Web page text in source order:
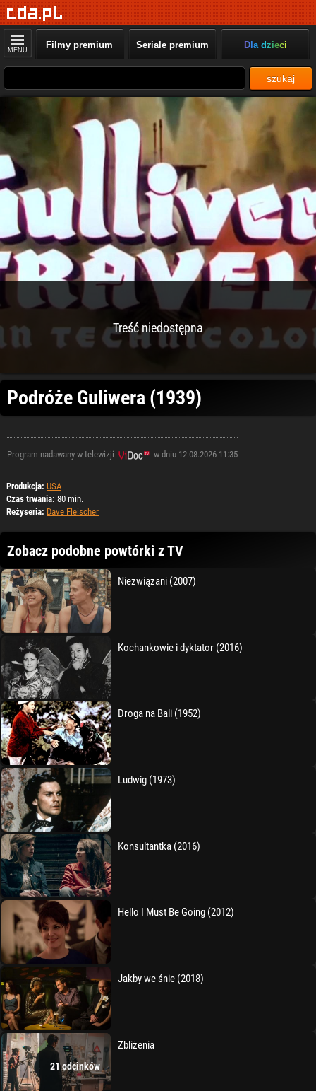
MENU Filmy premium Seriale premium Dla dzieci
szukaj
Treść niedostępna
Podróże Guliwera (1939)
Program nadawany w telewizji w dniu 12.08.2026 11:35
Produkcja: USA
Czas trwania: 80 min.
Reżyseria: Dave Fleischer
Zobacz podobne powtórki z TV
Niezwiązani (2007)
Kochankowie i dyktator (2016)
Droga na Bali (1952)
Ludwig (1973)
Konsultantka (2016)
Hello I Must Be Going (2012)
Jakby we śnie (2018)
21 odcinków
Zbliżenia